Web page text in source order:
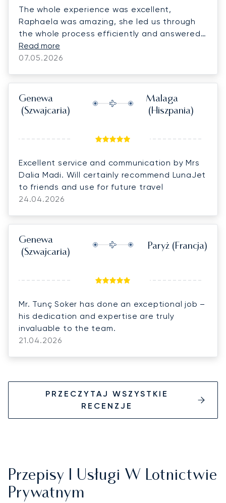
The whole experience was excellent,
Raphaela was amazing, she led us through
the whole process efficiently and answered
all of our questions. She responded quickly
and always had the relevant information at
and flowers for our flight which was a lovey
gesture. The agents at Santorini were very
friendly and efficient, and the team at
Geneva were so kind, they even drove us all
was our 30th anniversary gave us a surprise
would highly recommend everyone involved
Read more
07.05.2026
Genewa
(Szwajcaria)
Malaga
(Hiszpania)
Excellent service and communication by Mrs
Dalia Madi. Will certainly recommend LunaJet
to friends and use for future travel
24.04.2026
Genewa
(Szwajcaria)
Paryż (Francja)
Mr. Tunç Soker has done an exceptional job –
his dedication and expertise are truly
invaluable to the team.
21.04.2026
PRZECZYTAJ WSZYSTKIE
RECENZJE
Przepisy I Usługi W Lotnictwie
Prywatnym